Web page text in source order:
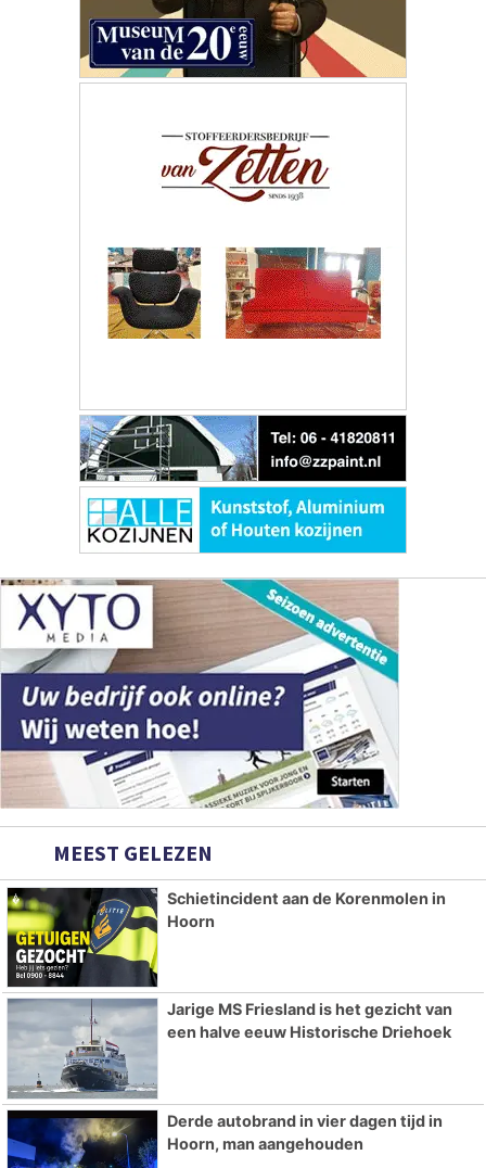
MEEST GELEZEN
Schietincident aan de Korenmolen in
Hoorn
Jarige MS Friesland is het gezicht van
een halve eeuw Historische Driehoek
Derde autobrand in vier dagen tijd in
Hoorn, man aangehouden